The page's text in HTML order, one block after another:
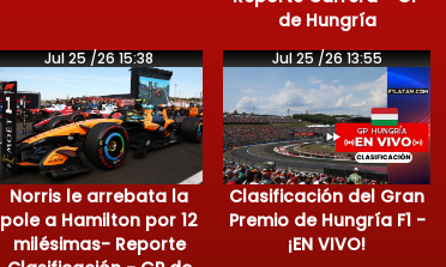
de Hungría
Jul 25 /26 15:38
Norris le arrebata la
pole a Hamilton por 12
milésimas- Reporte
Jul 25 /26 13:55
Clasificación del Gran
Premio de Hungría F1 -
¡EN VIVO!